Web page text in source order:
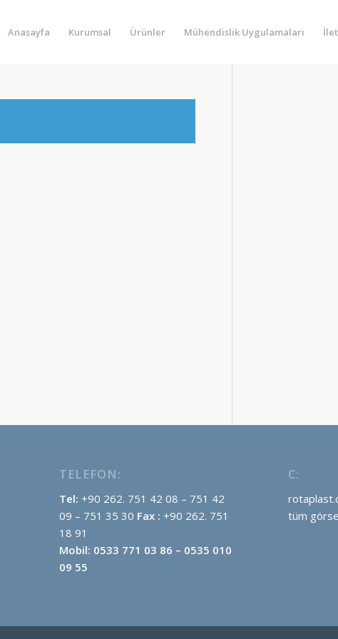
Anasayfa Kurumsal Ürünler Mühendislik Uygulamaları
TELEFON:
Tel: +90 262. 751 42 08 – 751 42
09 – 751 35 30 Fax : +90 262. 751
18 91
Mobil: 0533 771 03 86 – 0535 010
09 55
C:
tüm